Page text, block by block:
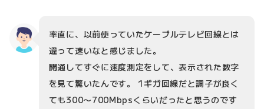
率直に、以前使っていたケーブルテレビ回線とは
違って速いなと感じました。
開通してすぐに速度測定をして、表示された数字
を見て驚いたんです。 1ギガ回線だと調子が良く
ても300〜700Mbpsくらいだったと思うのです